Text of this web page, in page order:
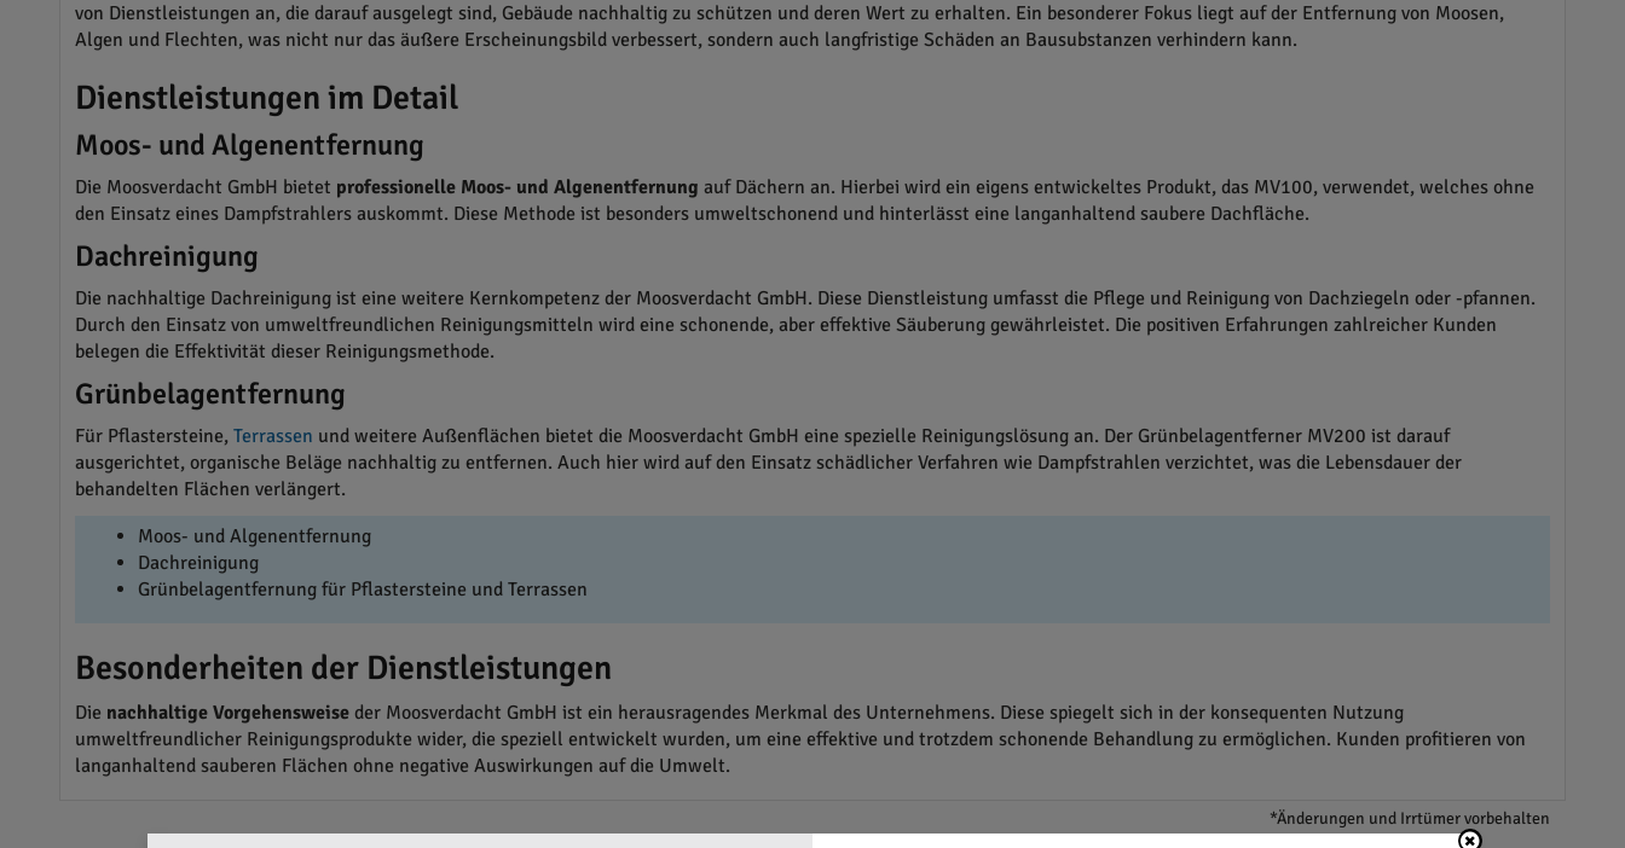
von Dienstleistungen an, die darauf ausgelegt sind, Gebäude nachhaltig zu schützen und deren Wert zu erhalten. Ein besonderer Fokus liegt auf der Entfernung von Moosen,
Algen und Flechten, was nicht nur das äußere Erscheinungsbild verbessert, sondern auch langfristige Schäden an Bausubstanzen verhindern kann.
Dienstleistungen im Detail
Moos- und Algenentfernung
Die Moosverdacht GmbH bietet professionelle Moos- und Algenentfernung auf Dächern an. Hierbei wird ein eigens entwickeltes Produkt, das MV100, verwendet, welches ohne
den Einsatz eines Dampfstrahlers auskommt. Diese Methode ist besonders umweltschonend und hinterlässt eine langanhaltend saubere Dachfläche.
Dachreinigung
Die nachhaltige Dachreinigung ist eine weitere Kernkompetenz der Moosverdacht GmbH. Diese Dienstleistung umfasst die Pflege und Reinigung von Dachziegeln oder -pfannen.
Durch den Einsatz von umweltfreundlichen Reinigungsmitteln wird eine schonende, aber effektive Säuberung gewährleistet. Die positiven Erfahrungen zahlreicher Kunden
belegen die Effektivität dieser Reinigungsmethode.
Grünbelagentfernung
Für Pflastersteine, Terrassen und weitere Außenflächen bietet die Moosverdacht GmbH eine spezielle Reinigungslösung an. Der Grünbelagentferner MV200 ist darauf
ausgerichtet, organische Beläge nachhaltig zu entfernen. Auch hier wird auf den Einsatz schädlicher Verfahren wie Dampfstrahlen verzichtet, was die Lebensdauer der
behandelten Flächen verlängert.
Moos- und Algenentfernung
Dachreinigung
Grünbelagentfernung für Pflastersteine und Terrassen
Besonderheiten der Dienstleistungen
Die nachhaltige Vorgehensweiseder Moosverdacht GmbH ist ein herausragendes Merkmal des Unternehmens. Diese spiegelt sich in der konsequenten Nutzung
umweltfreundlicher Reinigungsprodukte wider, die speziell entwickelt wurden, um eine effektive und trotzdem schonende Behandlung zu ermöglichen. Kunden profitieren von
langanhaltend sauberen Flächen ohne negative Auswirkungen auf die Umwelt.
*Änderungen und Irrtümer vorbehalten